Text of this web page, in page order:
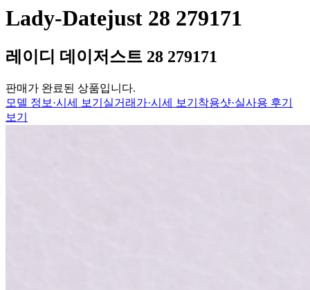
Lady-Datejust 28 279171
레이디 데이저스트 28 279171
판매가 완료된 상품입니다.
모델 정보·시세 보기 실거래가·시세 보기 착용샷·실사용 후기
보기